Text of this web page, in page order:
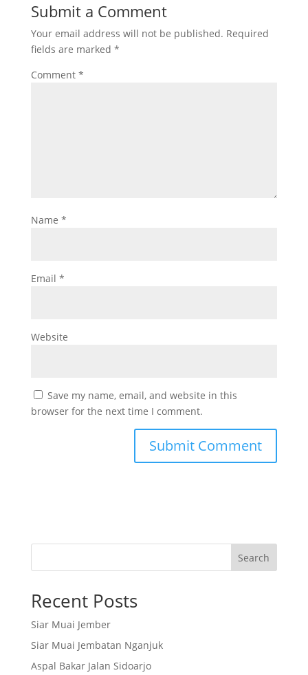
Submit a Comment
Your email address will not be published. Required
fields are marked *
Comment *
Name *
Email *
Website
Save my name, email, and website in this
browser for the next time I comment.
Search
Recent Posts
Siar Muai Jember
Siar Muai Jembatan Nganjuk
Aspal Bakar Jalan Sidoarjo